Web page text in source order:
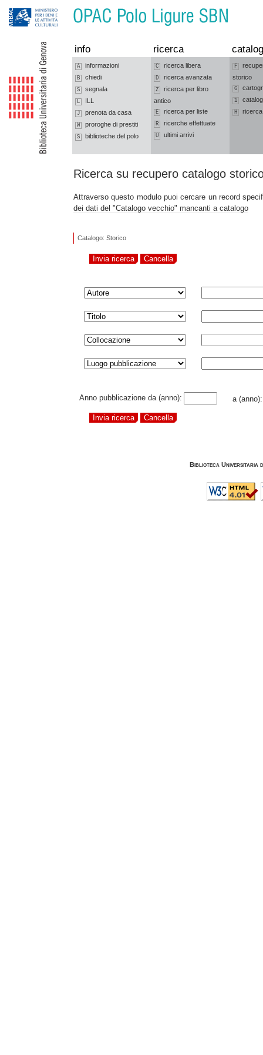
info ricerca
A informazioni
B chiedi
S segnala
L ILL
J prenota da casa
W proroghe di prestiti
S biblioteche del polo
C ricerca libera
D ricerca avanzata
Z
ricerca per libro
antico
E ricerca per liste
R ricerche effettuate
U ultimi arrivi
F
storico
G
1
H ricerca
Ricerca su recupero catalogo
Attraverso questo modulo puoi cercare un record
dei dati del "Catalogo vecchio" mancanti a catalogo
Catalogo: Storico
Anno pubblicazione da (anno): a
Biblioteca Universitaria